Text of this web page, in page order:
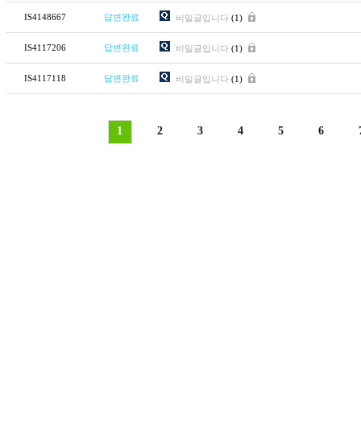
IS4148667 답변완료 비밀글입니다 (1)
IS4117206 답변완료 비밀글입니다 (1)
IS4117118 답변완료 비밀글입니다 (1)
1 2 3 4 5 6